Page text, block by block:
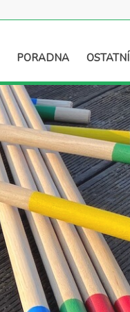
PORADNA OSTATNÍ